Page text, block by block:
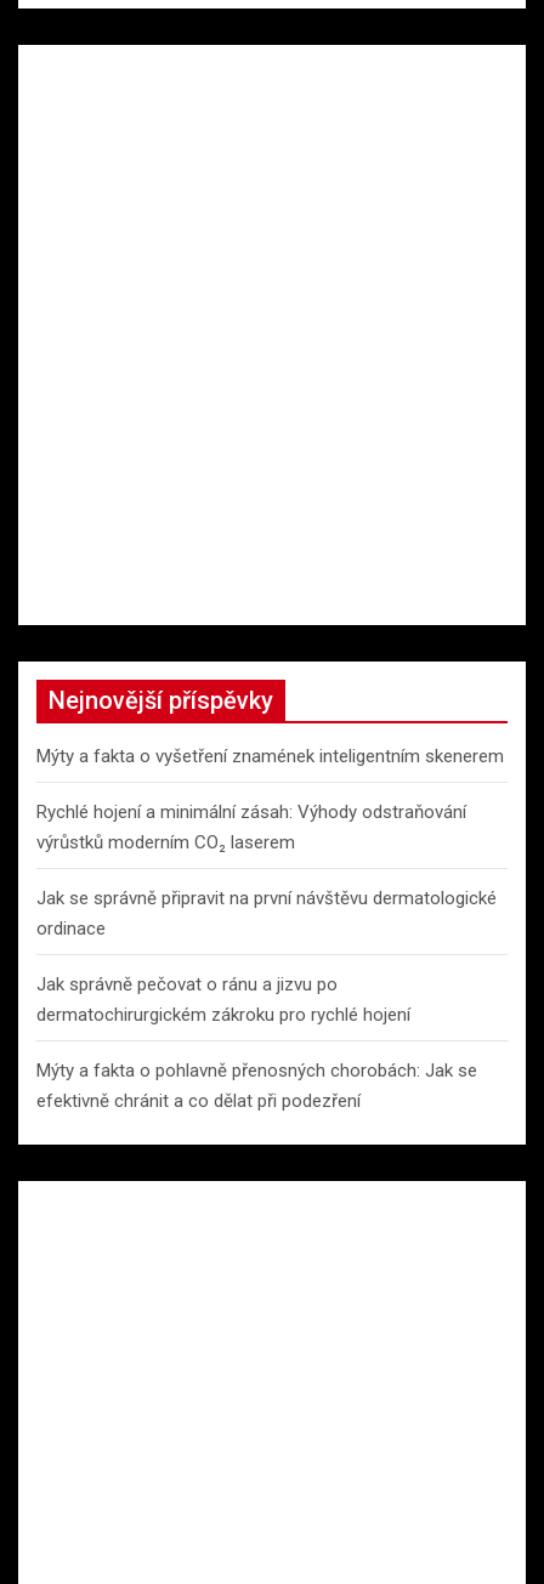
Nejnovější příspěvky
Mýty a fakta o vyšetření znamének inteligentním skenerem
Rychlé hojení a minimální zásah: Výhody odstraňování
výrůstků moderním CO₂ laserem
Jak se správně připravit na první návštěvu dermatologické
ordinace
Jak správně pečovat o ránu a jizvu po
dermatochirurgickém zákroku pro rychlé hojení
Mýty a fakta o pohlavně přenosných chorobách: Jak se
efektivně chránit a co dělat při podezření